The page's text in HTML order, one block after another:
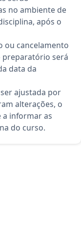
no ambiente de
após o
ou cancelamento
preparatório será
data da
ajustada por
alterações, o
a informar as
do curso.